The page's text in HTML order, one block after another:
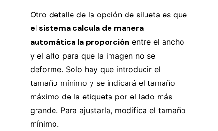
Otro detalle de la opción de silueta es que
el sistema calcula de manera
automática la proporción entre el ancho
y el alto para que la imagen no se
deforme. Solo hay que introducir el
tamaño mínimo y se indicará el tamaño
máximo de la etiqueta por el lado más
grande. Para ajustarla, modifica el tamaño
mínimo.